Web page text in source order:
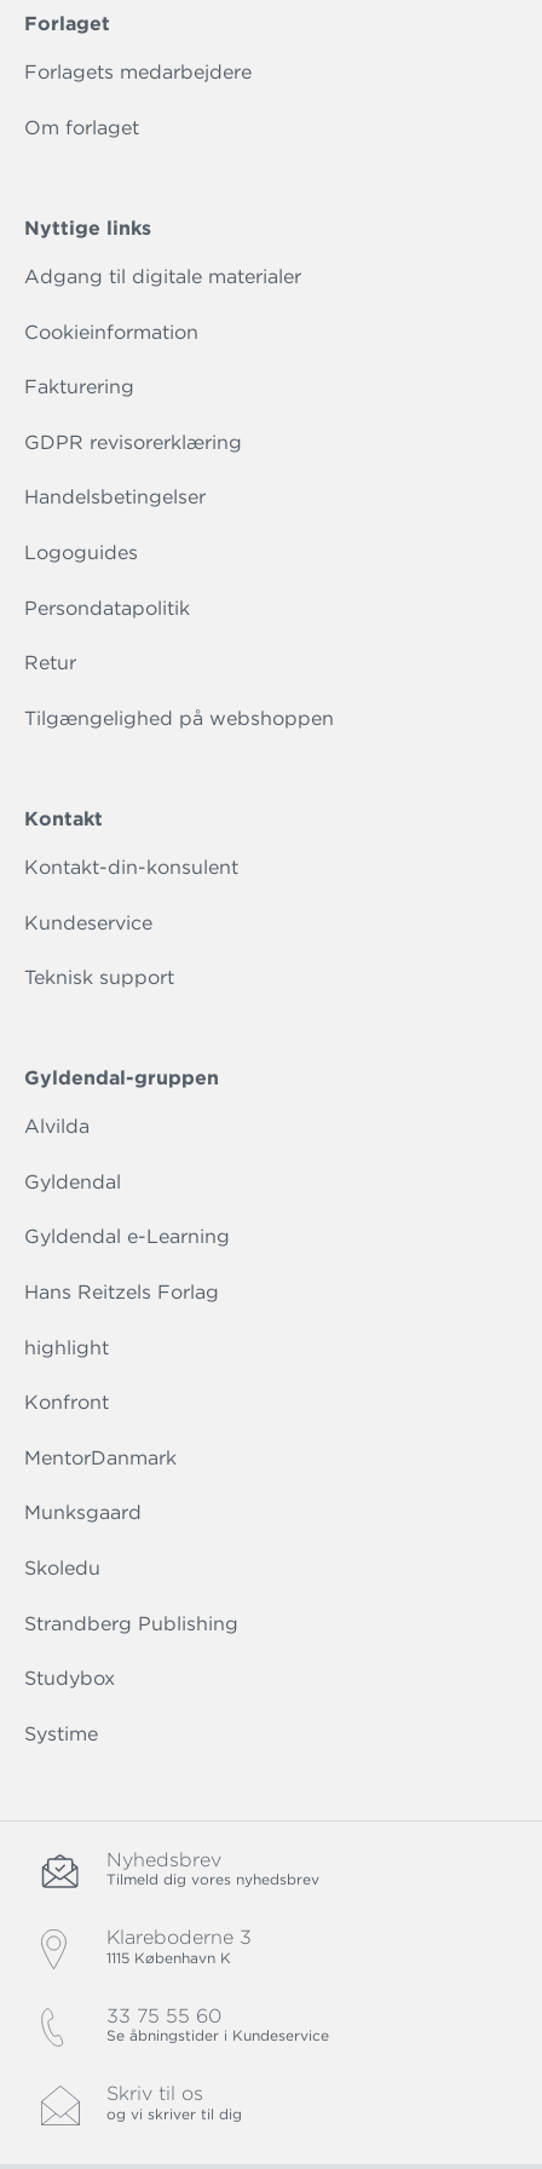
Forlaget
Forlagets medarbejdere
Om forlaget
Nyttige links
Adgang til digitale materialer
Cookieinformation
Fakturering
GDPR revisorerklæring
Handelsbetingelser
Logoguides
Persondatapolitik
Retur
Tilgængelighed på webshoppen
Kontakt
Kontakt-din-konsulent
Kundeservice
Teknisk support
Gyldendal-gruppen
Alvilda
Gyldendal
Gyldendal e-Learning
Hans Reitzels Forlag
highlight
Konfront
MentorDanmark
Munksgaard
Skoledu
Strandberg Publishing
Studybox
Systime
Nyhedsbrev
Tilmeld dig vores nyhedsbrev
Klareboderne 3
1115 København K
33 75 55 60
Se åbningstider i Kundeservice
Skriv til os
og vi skriver til dig